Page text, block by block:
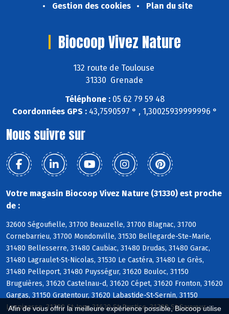
Afin de vous offrir la meilleure expérience possible, Biocoop utilise
Gestion des cookies
Plan du site
Biocoop Vivez Nature
132 route de Toulouse
31330 Grenade
Téléphone :05 62 79 59 48
Coordonnées GPS :43,7590597 ° , 1,30025939999996 °
Nous suivre sur
Votre magasin Biocoop Vivez Nature (31330) est proche
de :
32600 Ségoufielle, 31700 Beauzelle, 31700 Blagnac, 31700
Cornebarrieu, 31700 Mondonville, 31530 Bellegarde-Ste-Marie,
31480 Bellesserre, 31480 Caubiac, 31480 Drudas, 31480 Garac,
31480 Lagraulet-St-Nicolas, 31530 Le Castéra, 31480 Le Grès,
31480 Pelleport, 31480 Puysségur, 31620 Bouloc, 31150
Bruguières, 31620 Castelnau-d, 31620 Cépet, 31620 Fronton, 31620
Gargas, 31150 Gratentour, 31620 Labastide-St-Sernin, 31150
Lespinasse, 31790 St-Jory, 31620 St-Rustice, 31790 St-Sauveur,